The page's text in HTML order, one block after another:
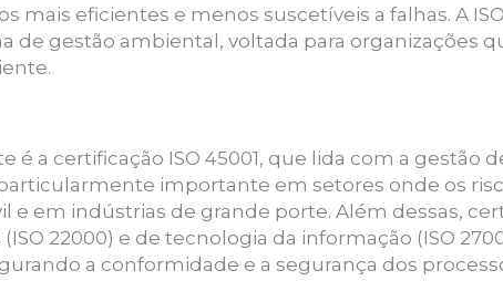
mais eficientes e menos suscetíveis a falhas. A ISO
de gestão ambiental, voltada para organizações
é a certificação ISO 45001, que lida com a gestão
importante em setores onde os
e em indústrias de grande porte. Além dessas,
22000) e de tecnologia da informação (ISO
a conformidade e a segurança dos